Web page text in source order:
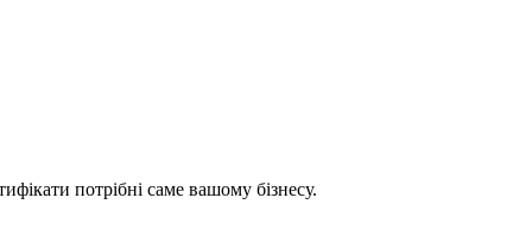
потрібні саме вашому бізнесу.